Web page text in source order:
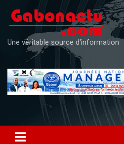
content
Une véritable source d'information